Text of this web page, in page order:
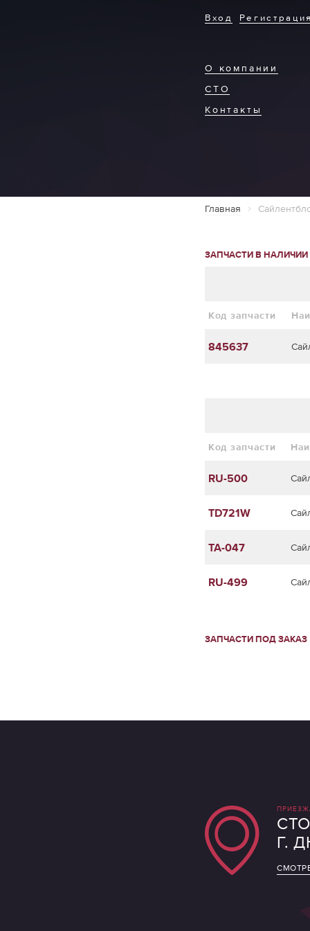
О компании
СТО
Контакты
Вход
Главная
ЗАПЧАСТИ В НАЛИЧИИ
Код запчасти
845637
Код запчасти
RU-500
TD721W
TA-047
RU-499
ЗАПЧАСТИ ПОД ЗАКАЗ
СТО
Г.